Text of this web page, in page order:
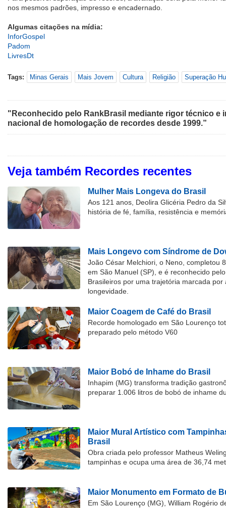
nos mesmos padrões, impresso e encadernado.
Algumas citações na mídia:
InforGospel
Padom
LivresDt
Tags: Minas Gerais Mais Jovem Cultura Religião Superação
"Reconhecido pelo RankBrasil mediante rigor técnico e
nacional de homologação de recordes desde 1999.”
Veja também Recordes recentes
Mulher Mais Longeva do Brasil
Aos 121 anos, Deolira Glicéria Pedro da
história de fé, família, resistência e
Mais Longevo com Síndrome de
João César Melchiori, o Neno, completou
em São Manuel (SP), e é reconhecido
Brasileiros por uma trajetória marcada por
longevidade.
Maior Coagem de Café do Brasil
Recorde homologado em São Lourenço
preparado pelo método V60
Maior Bobó de Inhame do Brasil
Inhapim (MG) transforma tradição
preparar 1.006 litros de bobó de inhame
Maior Mural Artístico com
Brasil
Obra criada pelo professor Matheus
tampinhas e ocupa uma área de 36,74
Maior Monumento em Formato de
Em São Lourenço (MG), William Rogério